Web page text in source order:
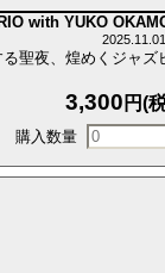
with YUKO
聖夜、煌めくジャズ
3,300 円(